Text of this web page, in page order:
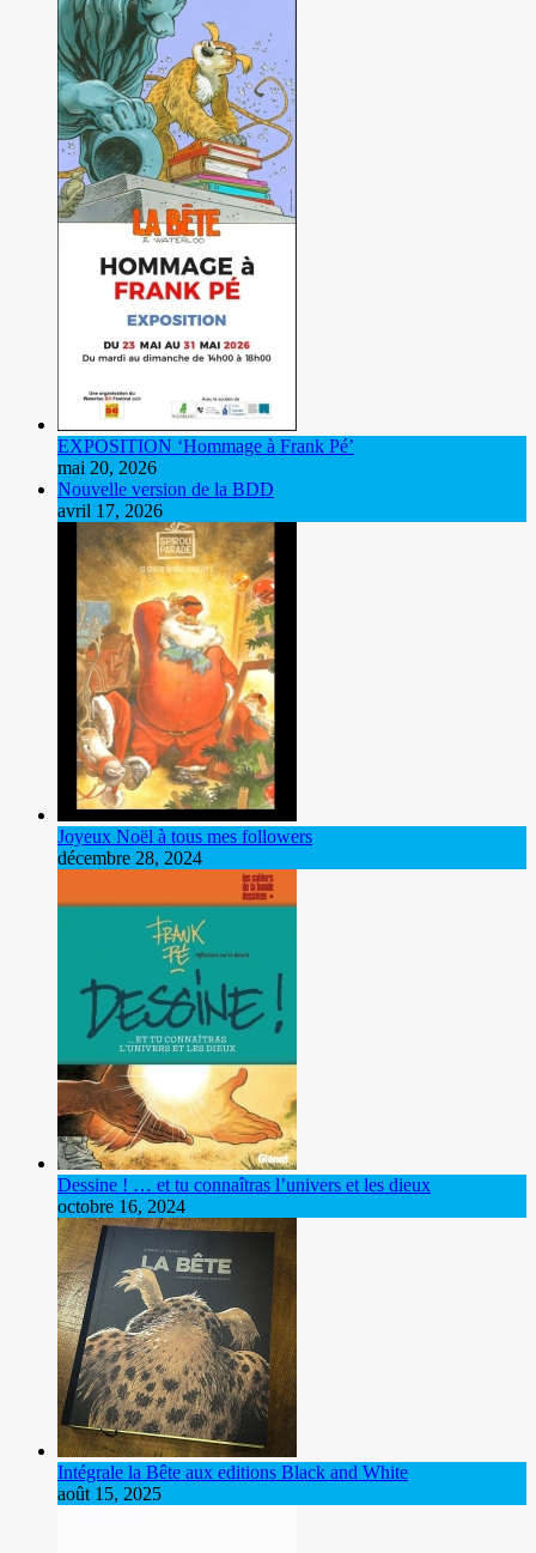
EXPOSITION ‘Hommage à Frank Pé’
mai 20, 2026
Nouvelle version de la BDD
avril 17, 2026
Joyeux Noël à tous mes followers
décembre 28, 2024
Dessine ! … et tu connaîtras l’univers et les dieux
octobre 16, 2024
Intégrale la Bête aux editions Black and White
août 15, 2025